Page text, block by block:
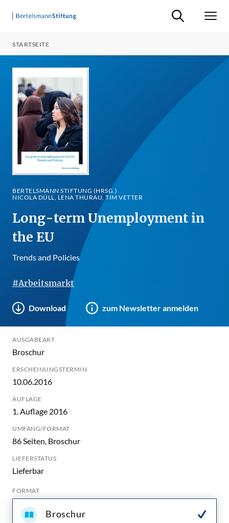
Suche ein-/
STARTSEITE
BERTELSMANN STIFTUNG (HRSG.)
NICOLA DÜLL, LENA THURAU, TIM VETTER
Long-term Unemployment in
the EU
Trends and Policies
#Arbeitsmarkt
Download zum Newsletter anmelden
AUSGABEART
Broschur
ERSCHEINUNGSTERMIN
10.06.2016
AUFLAGE
1. Auflage 2016
UMFANG/FORMAT
86 Seiten, Broschur
LIEFERSTATUS
Lieferbar
FORMAT
Broschur